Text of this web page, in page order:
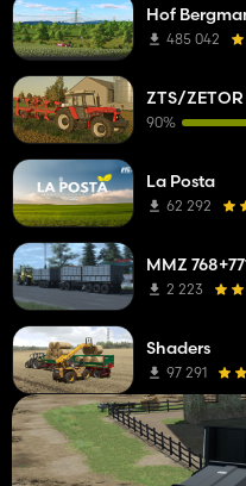
Hof
485 042
90%
La Posta
62 292
MMZ
2 223
Shaders
97 291